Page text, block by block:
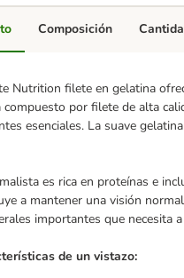
Nutrition filete en gelatina
compuesto por filete de alta
esenciales. La suave
es rica en proteínas e
a mantener una visión
importantes que necesita
de un vistazo:
Composición